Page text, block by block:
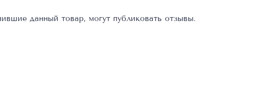
данный товар, могут публиковать отзывы.